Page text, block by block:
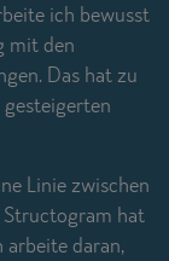
ich bewusst
mit den
Das hat zu
Linie zwischen
Structogram hat
arbeite daran,